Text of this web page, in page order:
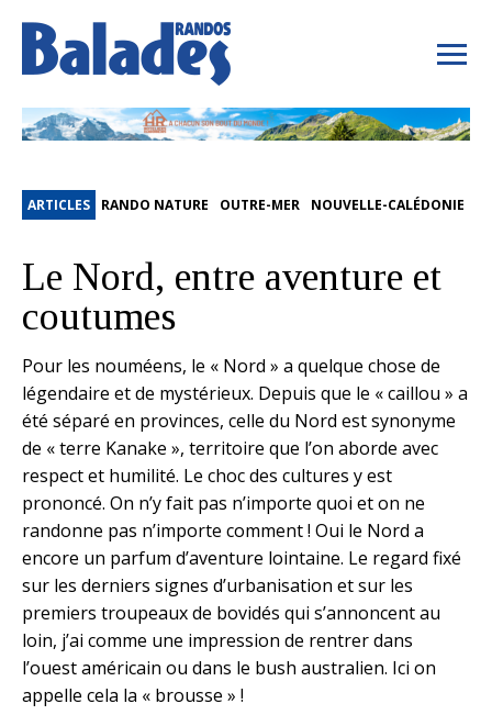
ARTICLES RANDO NATURE OUTRE-MER NOUVELLE-CALÉDONIE
Le Nord, entre aventure et
coutumes
Pour les nouméens, le « Nord » a quelque chose de
légendaire et de mystérieux. Depuis que le « caillou » a
été séparé en provinces, celle du Nord est synonyme
de « terre Kanake », territoire que l’on aborde avec
respect et humilité. Le choc des cultures y est
prononcé. On n’y fait pas n’importe quoi et on ne
randonne pas n’importe comment ! Oui le Nord a
encore un parfum d’aventure lointaine. Le regard fixé
sur les derniers signes d’urbanisation et sur les
premiers troupeaux de bovidés qui s’annoncent au
loin, j’ai comme une impression de rentrer dans
l’ouest américain ou dans le bush australien. Ici on
appelle cela la « brousse » !